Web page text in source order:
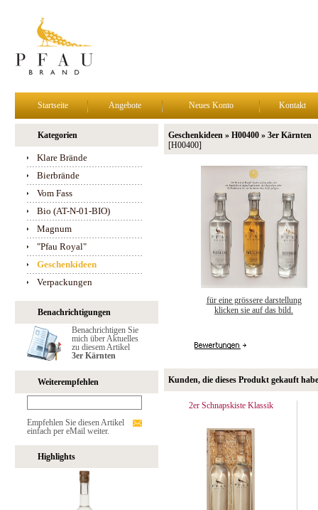
Startseite Angebote Neues Konto Kontakt
Kategorien
Klare Brände
Bierbrände
Vom Fass
Bio (AT-N-01-BIO)
Magnum
"Pfau Royal"
Geschenkideen
Verpackungen
Benachrichtigungen
Benachrichtigen Sie
mich über Aktuelles
zu diesem Artikel
3er Kärnten
Weiterempfehlen
Empfehlen Sie diesen Artikel
einfach per eMail weiter.
Highlights
Geschenkideen » H00400 » 3er Kärnten
[H00400]
für eine grössere darstellung
klicken sie auf das bild.
Kunden, die dieses Produkt gekauft
2er Schnapskiste Klassik